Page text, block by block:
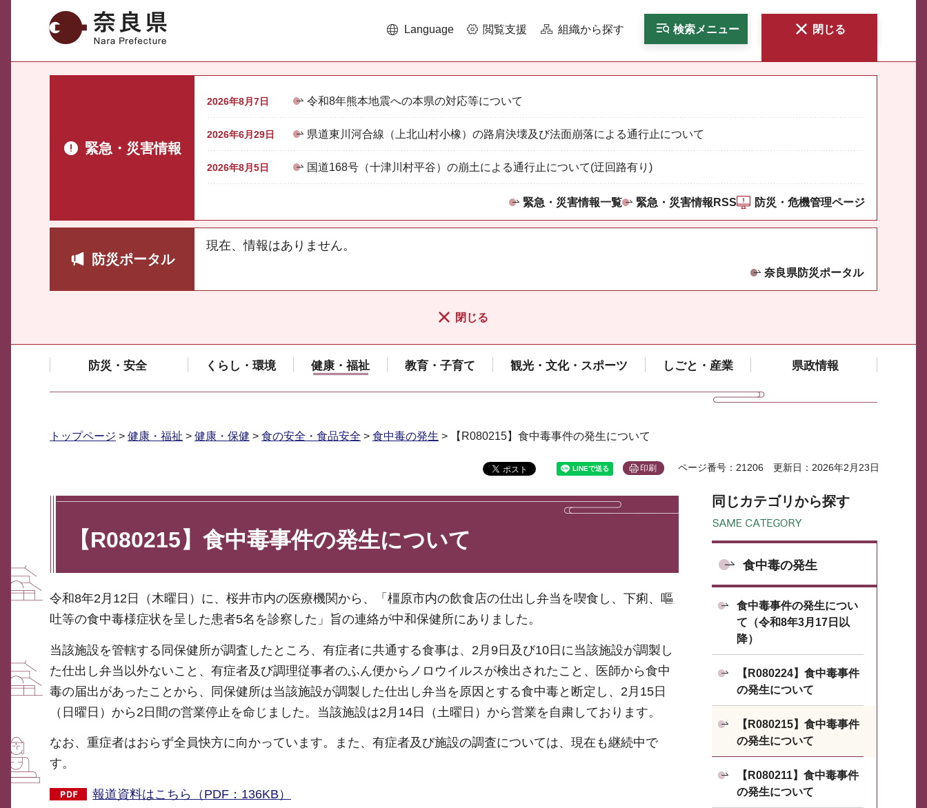
奈良県 Language 閲覧支援 組織から探す 検索メニュー 閉じる
緊急・災害情報
2026年8月7日 令和8年熊本地震への本県の対応等について
2026年6月29日 県道東川河合線（上北山村小橡）の路肩決壊及び法面崩落による通行止について
2026年8月5日 国道168号（十津川村平谷）の崩土による通行止について(迂回路有り)
緊急・災害情報一覧 緊急・災害情報RSS 防災・危機管理ページ
防災ポータル
現在、情報はありません。
奈良県防災ポータル
閉じる
防災・安全 くらし・環境 健康・福祉 教育・子育て 観光・文化・スポーツ しごと・産業 県政情報
トップページ > 健康・福祉 > 健康・保健 > 食の安全・食品安全 > 食中毒の発生 > 【R080215】食中毒事件の発生について
印刷 ページ番号：21206 更新日：2026年2月23日
【R080215】食中毒事件の発生について
令和8年2月12日（木曜日）に、桜井市内の医療機関から、「橿原市内の飲食店の仕出し弁当を喫食し、下痢、嘔
吐等の食中毒様症状を呈した患者5名を診察した」旨の連絡が中和保健所にありました。
当該施設を管轄する同保健所が調査したところ、有症者に共通する食事は、2月9日及び10日に当該施設が調製し
た仕出し弁当以外ないこと、有症者及び調理従事者のふん便からノロウイルスが検出されたこと、医師から食中
毒の届出があったことから、同保健所は当該施設が調製した仕出し弁当を原因とする食中毒と断定し、2月15日
（日曜日）から2日間の営業停止を命じました。当該施設は2月14日（土曜日）から営業を自粛しております。
なお、重症者はおらず全員快方に向かっています。また、有症者及び施設の調査については、現在も継続中で
す。
報道資料はこちら（PDF：136KB）
同じカテゴリから探す
食中毒の発生
食中毒事件の発生につい
て（令和8年3月17日以
降）
【R080224】食中毒事件
の発生について
【R080215】食中毒事件
の発生について
【R080211】食中毒事件
の発生について